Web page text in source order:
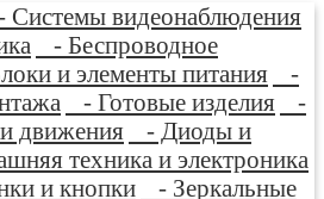
Системы видеонаблюдения
- Беспроводное
и элементы питания
-
- Готовые изделия
-
движения
- Диоды и
техника и электроника
и кнопки
- Зеркальные